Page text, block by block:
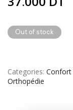
Out of stock
Categories Confort
Orthopédie